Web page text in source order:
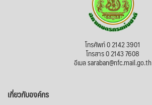
โทรศัพท์ 0 2142 3901
โทรสาร 0 2143 7608
อีเมล saraban@nfc.mail.go.th
เกี่ยวกับองค์กร